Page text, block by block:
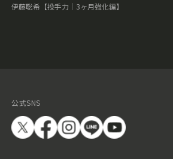
伊藤聡希【投手力｜3ヶ月強化編】
公式SNS